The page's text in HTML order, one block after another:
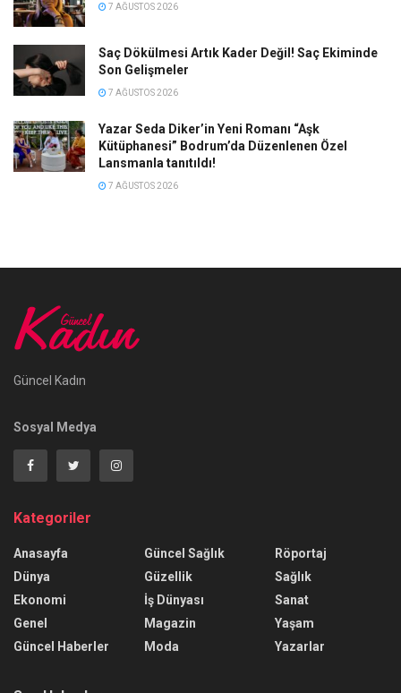
7 AĞUSTOS 2026
Saç Dökülmesi Artık Kader Değil! Saç Ekiminde
Son Gelişmeler
7 AĞUSTOS 2026
Yazar Seda Diker’in Yeni Romanı “Aşk
Kütüphanesi” Bodrum’da Düzenlenen Özel
Lansmanla tanıtıldı!
7 AĞUSTOS 2026
Güncel Kadın
Sosyal Medya
Kategoriler
Anasayfa
Dünya
Ekonomi
Genel
Güncel Haberler
Güncel Sağlık
Güzellik
İş Dünyası
Magazin
Moda
Röportaj
Sağlık
Sanat
Yaşam
Yazarlar